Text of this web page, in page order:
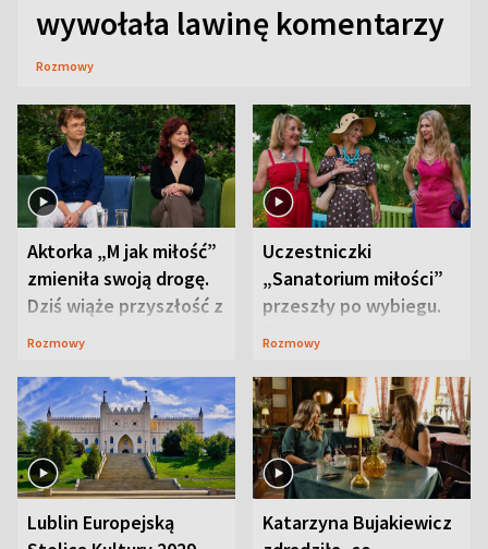
wywołała lawinę komentarzy
Rozmowy
Aktorka „M jak miłość”
zmieniła swoją drogę.
Dziś wiąże przyszłość z
neurobiologią
Rozmowy
Uczestniczki
„Sanatorium miłości”
przeszły po wybiegu.
Te stylizacje
Rozmowy
Lublin Europejską
Katarzyna Bujakiewicz